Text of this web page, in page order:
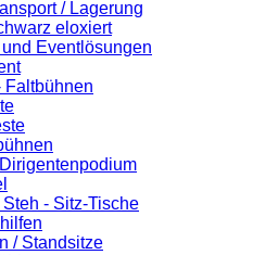
/ Lagerung
eloxiert
Eventlösungen
Faltbühnen
- Sitz-Tische
/ Standsitze